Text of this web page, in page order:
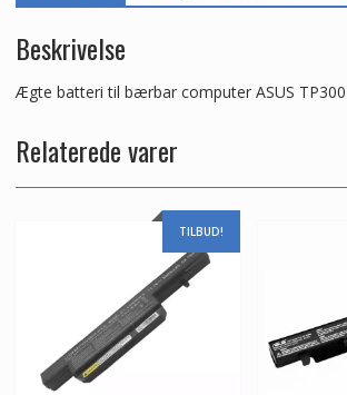
Beskrivelse
Ægte batteri til bærbar computer ASUS
Relaterede varer
TILBUD!